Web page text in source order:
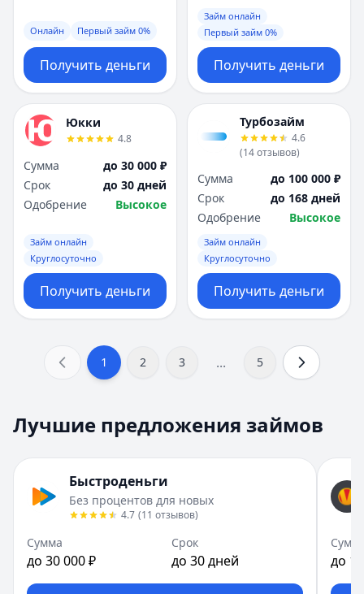
Онлайн Первый займ 0%
Получить деньги
Займ онлайн
Первый займ 0%
Получить деньги
Юкки
4.8
Сумма
до 30 000 ₽
Срок
до 30 дней
Одобрение
Высокое
Займ онлайн
Круглосуточно
Получить деньги
Турбозайм
4.6
(14отзывов)
Сумма
до 100 000 ₽
Срок
до 168 дней
Одобрение
Высокое
Займ онлайн
Круглосуточно
Получить деньги
1 2 3 ... 5
Лучшие предложения займов
Быстроденьги
Без процентов для новых
4.7 (11 отзывов)
Сумма
до 30 000 ₽
Срок
до 30 дней до